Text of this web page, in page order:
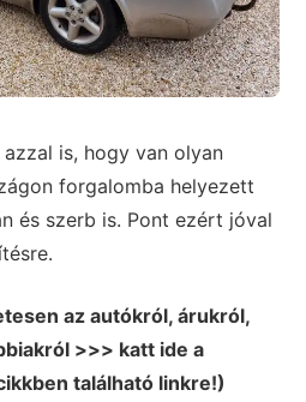
is, hogy van olyan
forgalomba helyezett
és szerb is. Pont ezért jóval
az autókról, árukról,
>>> katt ide a
található linkre!)